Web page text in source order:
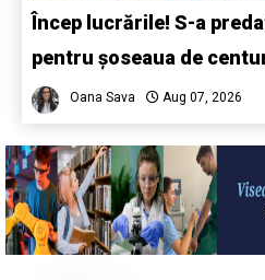
Încep lucrările! S-a
pentru șoseaua de
Oana Sava Aug 07, 2026